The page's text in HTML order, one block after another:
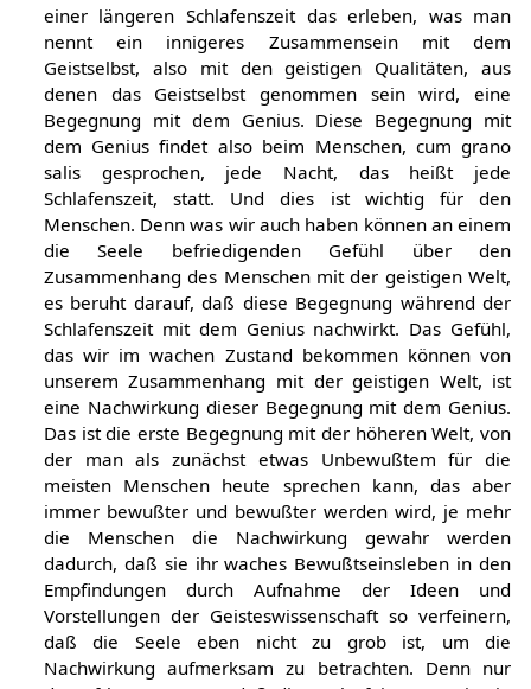
einrichten, wie er will. Dann kann er doch in der Mitte
einer längeren Schlafenszeit das erleben, was man
nennt ein innigeres Zusammensein mit dem
Geistselbst, also mit den geistigen Qualitäten, aus
denen das Geistselbst genommen sein wird, eine
Begegnung mit dem Genius. Diese Begegnung mit
dem Genius findet also beim Menschen, cum grano
salis gesprochen, jede Nacht, das heißt jede
Schlafenszeit, statt. Und dies ist wichtig für den
Menschen. Denn was wir auch haben können an einem
die Seele befriedigenden Gefühl über den
Zusammenhang des Menschen mit der geistigen Welt,
es beruht darauf, daß diese Begegnung während der
Schlafenszeit mit dem Genius nachwirkt. Das Gefühl,
das wir im wachen Zustand bekommen können von
unserem Zusammenhang mit der geistigen Welt, ist
eine Nachwirkung dieser Begegnung mit dem Genius.
Das ist die erste Begegnung mit der höheren Welt, von
der man als zunächst etwas Unbewußtem für die
meisten Menschen heute sprechen kann, das aber
immer bewußter und bewußter werden wird, je mehr
die Menschen die Nachwirkung gewahr werden
dadurch, daß sie ihr waches Bewußtseinsleben in den
Empfindungen durch Aufnahme der Ideen und
Vorstellungen der Geisteswissenschaft so verfeinern,
daß die Seele eben nicht zu grob ist, um die